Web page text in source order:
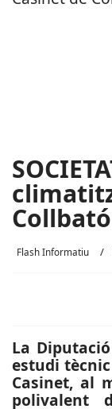
Collbató
Flash Informatiu
La
estudi
Casinet, al
polivalent